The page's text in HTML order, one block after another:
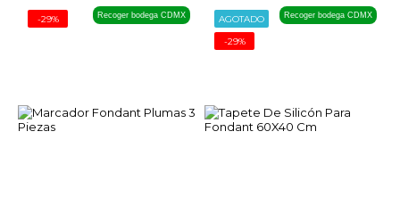
Recoger bodega CDMX
-29% Recoger bodega CDMX
AGOTADO
-29%